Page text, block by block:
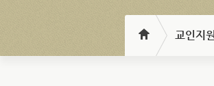
교인지